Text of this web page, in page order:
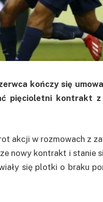
kończy się
pięcioletni kontrakt z
akcji w rozmowach z
nowy kontrakt i stanie
się plotki o braku